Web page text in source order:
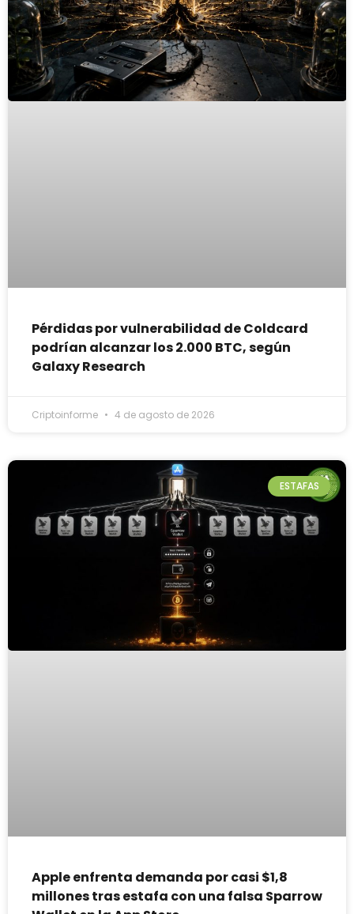
Pérdidas por vulnerabilidad de Coldcard
podrían alcanzar los 2.000 BTC, según
Galaxy Research
Criptoinforme 4 de agosto de 2026
ESTAFAS
Apple enfrenta demanda por casi $1,8
millones tras estafa con una falsa Sparrow